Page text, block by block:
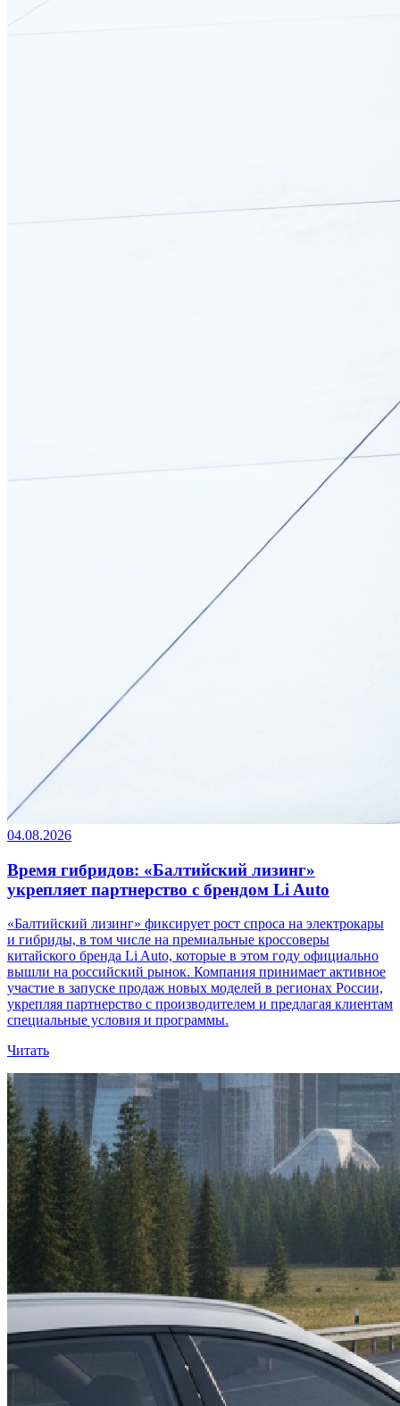
04.08.2026
Время гибридов: «Балтийский лизинг»
укрепляет партнерство с брендом Li Auto
«Балтийский лизинг» фиксирует рост спроса на электрокары
и гибриды, в том числе на премиальные кроссоверы
китайского бренда Li Auto, которые в этом году официально
вышли на российский рынок. Компания принимает активное
участие в запуске продаж новых моделей в регионах России,
укрепляя партнерство с производителем и предлагая клиентам
специальные условия и программы.
Читать